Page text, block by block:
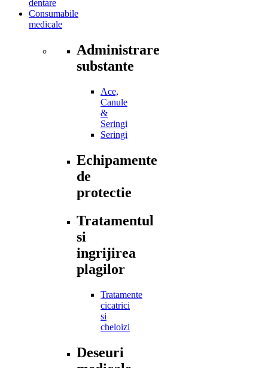
dentare
Consumabile
medicale
Administrare
substante
Ace,
Canule
&
Seringi
Seringi
Echipamente
de
protectie
Tratamentul
si
ingrijirea
plagilor
Tratamente
cicatrici
si
cheloizi
Deseuri